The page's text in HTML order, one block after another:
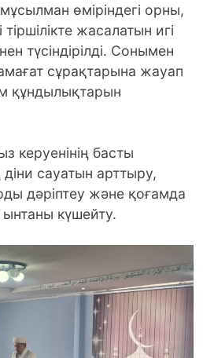
өміріндегі орны,
жасалатын игі
түсіндірілді. Сонымен
сұрақтарына жауап
құндылықтарын
керуенінің басты
сауатын арттыру,
дәріптеу және қоғамда
ынтаны күшейту.